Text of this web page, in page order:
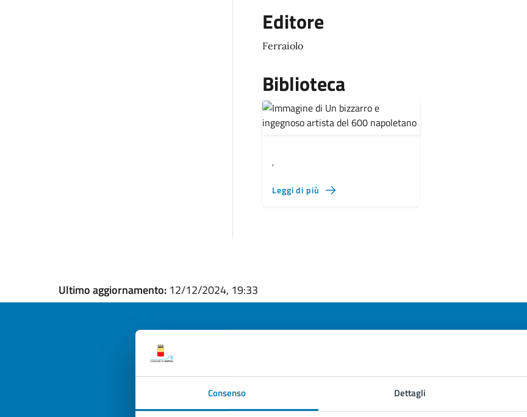
Consenso Dettagli
Editore
Ferraiolo
Biblioteca
,
Leggi di più
Ultimo aggiornamento: 12/12/2024, 19:33
Quanto sono chiare le informazioni su questa
pagina?